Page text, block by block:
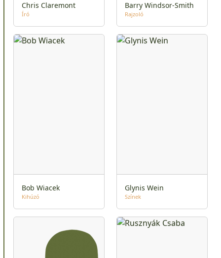
Chris Claremont
Író
Barry Windsor-Smith
Rajzoló
Bob Wiacek
Kihúzó
Glynis Wein
Színek